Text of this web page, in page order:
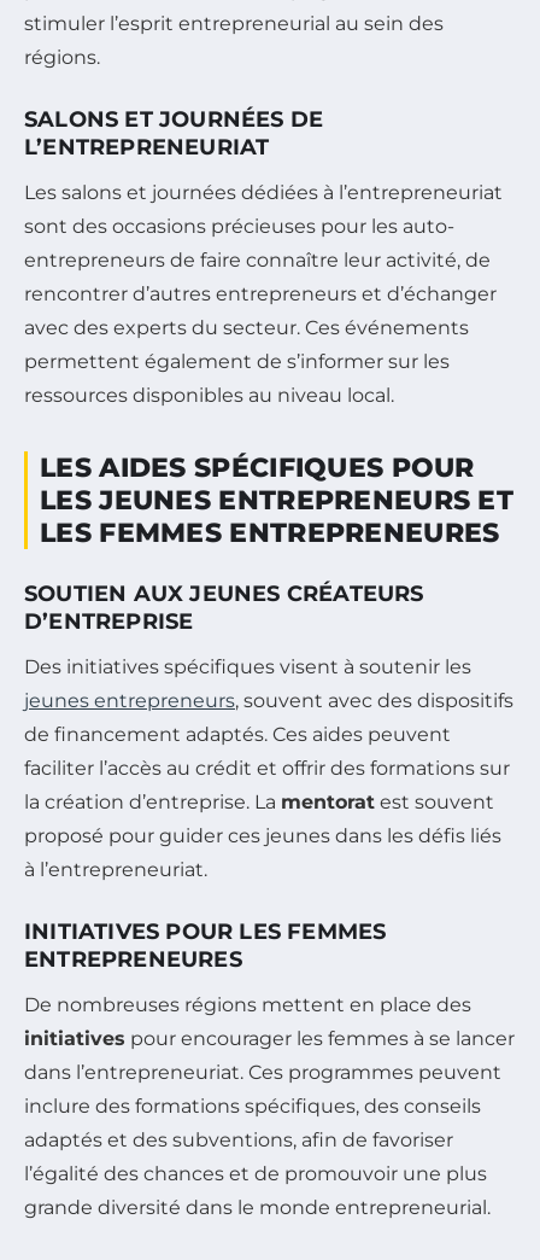
stimuler l’esprit entrepreneurial au sein des
régions.
SALONS ET JOURNÉES DE
L’ENTREPRENEURIAT
Les salons et journées dédiées à l’entrepreneuriat
sont des occasions précieuses pour les auto-
entrepreneurs de faire connaître leur activité, de
rencontrer d’autres entrepreneurs et d’échanger
avec des experts du secteur. Ces événements
permettent également de s’informer sur les
ressources disponibles au niveau local.
LES AIDES SPÉCIFIQUES POUR
LES JEUNES ENTREPRENEURS ET
LES FEMMES ENTREPRENEURES
SOUTIEN AUX JEUNES CRÉATEURS
D’ENTREPRISE
Des initiatives spécifiques visent à soutenir les
jeunes entrepreneurs, souvent avec des dispositifs
de financement adaptés. Ces aides peuvent
faciliter l’accès au crédit et offrir des formations sur
la création d’entreprise. La mentorat est souvent
proposé pour guider ces jeunes dans les défis liés
à l’entrepreneuriat.
INITIATIVES POUR LES FEMMES
ENTREPRENEURES
De nombreuses régions mettent en place des
initiatives pour encourager les femmes à se lancer
dans l’entrepreneuriat. Ces programmes peuvent
inclure des formations spécifiques, des conseils
adaptés et des subventions, afin de favoriser
l’égalité des chances et de promouvoir une plus
grande diversité dans le monde entrepreneurial.